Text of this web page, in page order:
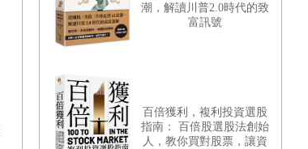
潮，解讀川普2.0時代的致
富訊號
百倍獲利，複利投資選股
指南： 百倍股選股法創始
人，教你買對股票，讓資